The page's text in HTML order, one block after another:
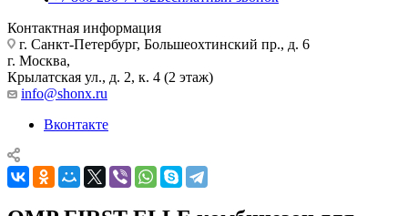
Контактная информация
г. Санкт-Петербург, Большеохтинский пр., д. 6
г. Москва,
Крылатская ул., д. 2, к. 4 (2 этаж)
info@shonx.ru
Вконтакте